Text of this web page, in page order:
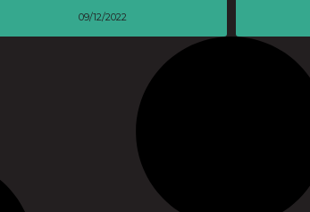
09/12/2022